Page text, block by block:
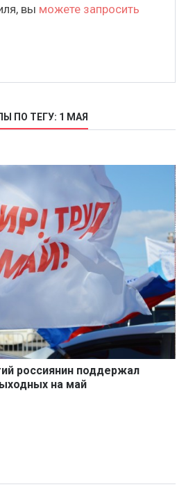
вы можете запросить
ПО ТЕГУ: 1 МАЯ
россиянин поддержал
на май